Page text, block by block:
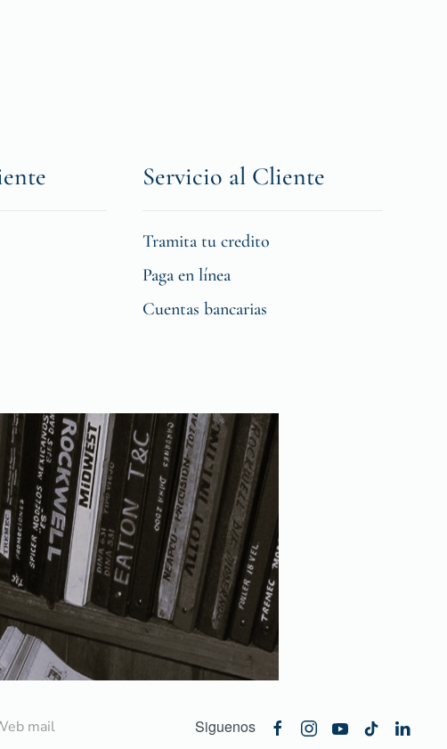
Servicio al Cliente
Tramita tu credito
Paga en línea
Cuentas bancarias
mail Siguenos